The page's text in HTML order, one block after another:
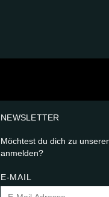
NEWSLETTER
Möchtest du dich zu
anmelden?
E-MAIL